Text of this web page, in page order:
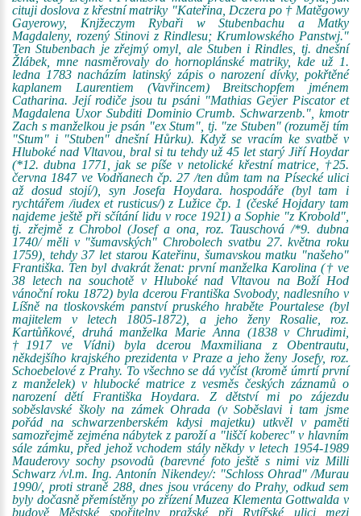
cituji doslova z křestní matriky "Kateřina, Dczera po † Matěgowy
Gayerowy, Knjžeczym Rybaři w Stubenbachu a Matky
Magdaleny, rozený Stinovi z Rindlesu; Krumlowského Panstwj."
Ten Stubenbach je zřejmý omyl, ale Stuben i Rindles, tj. dnešní
Žlábek, mne nasměrovaly do hornoplánské matriky, kde už 1.
ledna 1783 nacházím latinský zápis o narození dívky, pokřtěné
kaplanem Laurentiem (Vavřincem) Breitschopfem jménem
Catharina. Její rodiče jsou tu psáni "Mathias Geÿer Piscator et
Magdalena Uxor Subditi Dominio Crumb. Schwarzenb.", kmotr
Zach s manželkou je psán "ex Stum", tj. "ze Stuben" (rozuměj tím
"Stum" i "Stuben" dnešní Hůrku). Když se vracím ke svatbě v
Hluboké nad Vltavou, bral si tu tehdy už 45 let starý Jiří Hoydar
(*12. dubna 1771, jak se píše v netolické křestní matrice, †25.
června 1847 ve Vodňanech čp. 27 /ten dům tam na Písecké ulici
až dosud stojí/), syn Josefa Hoydara. hospodáře (byl tam i
rychtářem /iudex et rusticus/) z Lužice čp. 1 (české Hojdary tam
najdeme ještě při sčítání lidu v roce 1921) a Sophie "z Krobold",
tj. zřejmě z Chrobol (Josef a ona, roz. Tauschová /*9. dubna
1740/ měli v "šumavských" Chrobolech svatbu 27. května roku
1759), tehdy 37 let starou Kateřinu, šumavskou matku "našeho"
Františka. Ten byl dvakrát ženat: první manželka Karolina († ve
38 letech na souchotě v Hluboké nad Vltavou na Boží Hod
vánoční roku 1872) byla dcerou Františka Svobody, nadlesního v
Líšně na tloskovském panství pruského hraběte Pourtalese (byl
majitelem v letech 1805-1872), a jeho ženy Rosalie, roz.
Kartůňkové, druhá manželka Marie Anna (1838 v Chrudimi,
†1917 ve Vídni) byla dcerou Maxmiliana z Obentrautu,
někdejšího krajského prezidenta v Praze a jeho ženy Josefy, roz.
Schoebelové z Prahy. To všechno se dá vyčíst (kromě úmrtí první
z manželek) v hlubocké matrice z vesměs českých záznamů o
narození dětí Františka Hoydara. Z dětství mi po zájezdu
soběslavské školy na zámek Ohrada (v Soběslavi i tam jsme
pořád na schwarzenberském kdysi majetku) utkvěl v paměti
samozřejmě zejména nábytek z paroží a "liščí koberec" v hlavním
sále zámku, před jehož vchodem stály někdy v letech 1954-1989
Mauderovy sochy psovodů (barevné foto ještě s nimi viz Milli
Schwarz /vl.m. Ing. Antonín Nikendey/: "Schloss Ohrad" /Murau
1990/, proti straně 288, dnes jsou vráceny do Prahy, odkud sem
byly dočasně přemístěny po zřízení Muzea Klementa Gottwalda v
budově Městské spořitelny pražské při Rytířské ulici mezi